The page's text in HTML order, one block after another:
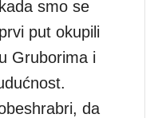
kada smo se
prvi put okupili
u Gruborima i
da